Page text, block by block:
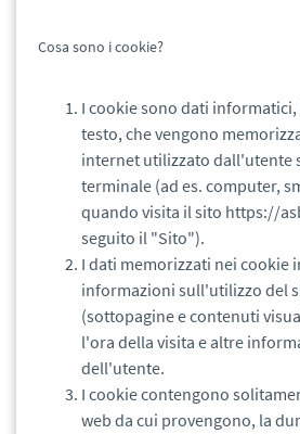
Cosa sono i cookie?
I cookie sono dati
testo, che vengono
internet utilizzato dall'utente
terminale (ad es. computer,
quando visita il sito https://
seguito il "Sito").
I dati memorizzati nei cookie
informazioni sull'utilizzo del
(sottopagine e contenuti
l'ora della visita e altre
dell'utente.
I cookie contengono
web da cui provengono, la